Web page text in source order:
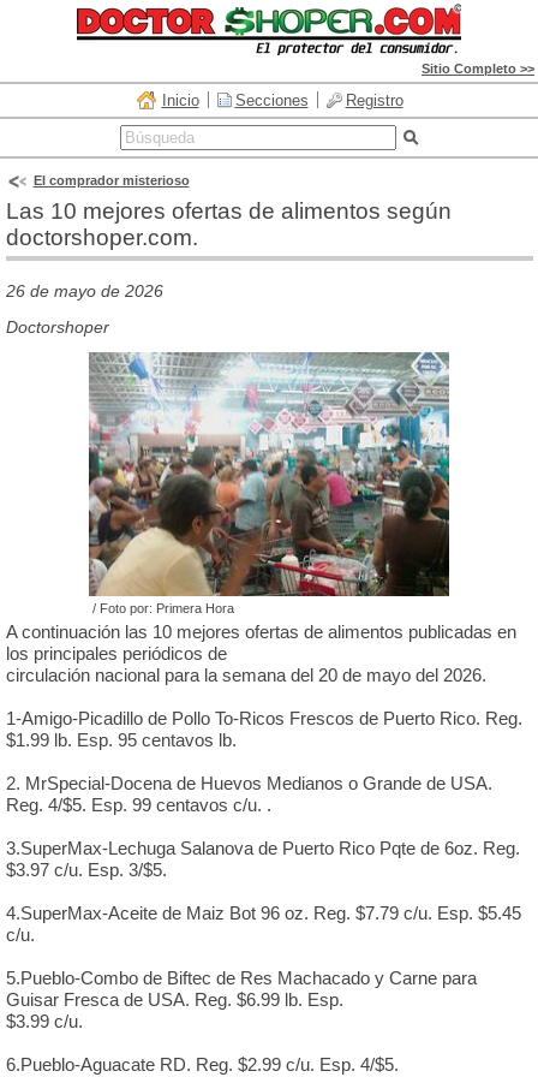
Sitio Completo >>
Inicio Secciones Registro
El comprador misterioso
Las 10 mejores ofertas de alimentos según
doctorshoper.com.
26 de mayo de 2026
Doctorshoper
/ Foto por: Primera Hora
A continuación las 10 mejores ofertas de alimentos publicadas en
los principales periódicos de
circulación nacional para la semana del 20 de mayo del 2026.
1-Amigo-Picadillo de Pollo To-Ricos Frescos de Puerto Rico. Reg.
$1.99 lb. Esp. 95 centavos lb.
2. MrSpecial-Docena de Huevos Medianos o Grande de USA.
Reg. 4/$5. Esp. 99 centavos c/u. .
3.SuperMax-Lechuga Salanova de Puerto Rico Pqte de 6oz. Reg.
$3.97 c/u. Esp. 3/$5.
4.SuperMax-Aceite de Maiz Bot 96 oz. Reg. $7.79 c/u. Esp. $5.45
c/u.
5.Pueblo-Combo de Biftec de Res Machacado y Carne para
Guisar Fresca de USA. Reg. $6.99 lb. Esp.
$3.99 c/u.
6.Pueblo-Aguacate RD. Reg. $2.99 c/u. Esp. 4/$5.